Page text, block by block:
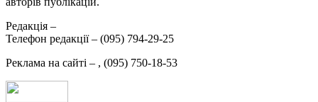
Редакція –
Телефон редакції – (095) 794-29-25
Реклама на сайті – , (095) 750-18-53